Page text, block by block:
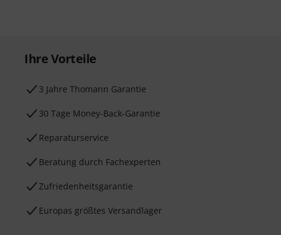
Ihre Vorteile
3 Jahre Thomann Garantie
30 Tage Money-Back-Garantie
Reparaturservice
Beratung durch Fachexperten
Zufriedenheitsgarantie
Europas größtes Versandlager